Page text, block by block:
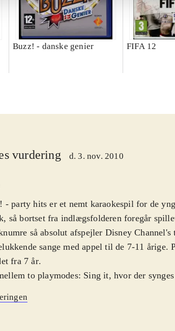
Buzz! - danske genier FIFA 12
vurdering d. 3. nov. 2010
- party hits er et nemt karaokespil for de
så bortset fra indlægsfolderen foregår
så absolut afspejler Disney Channel's
sange med appel til de 7-11 årige.
fra 7 år.
to playmodes: Sing it, hvor der
eller mod hinanden. 30 numre er